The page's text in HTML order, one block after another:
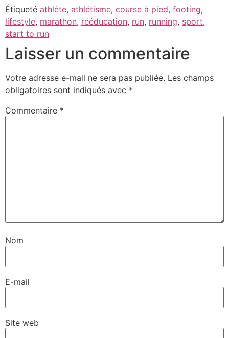
Étiqueté athlète, athlétisme, course à pied, footing,
lifestyle, marathon, rééducation, run, running, sport,
start to run
Laisser un commentaire
Votre adresse e-mail ne sera pas publiée. Les champs
obligatoires sont indiqués avec *
Commentaire *
Nom
E-mail
Site web